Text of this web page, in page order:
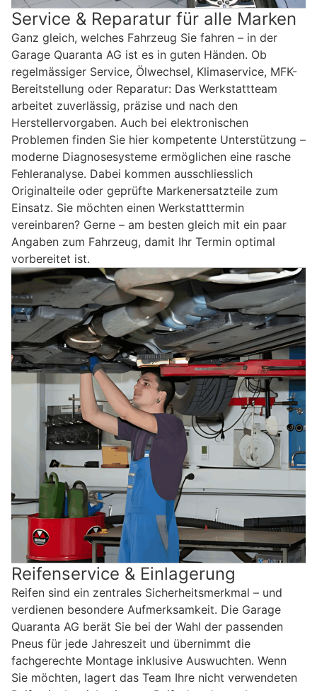
Service & Reparatur für alle Marken
Ganz gleich, welches Fahrzeug Sie fahren – in der
Garage Quaranta AG ist es in guten Händen. Ob
regelmässiger Service, Ölwechsel, Klimaservice, MFK-
Bereitstellung oder Reparatur: Das Werkstattteam
arbeitet zuverlässig, präzise und nach den
Herstellervorgaben. Auch bei elektronischen
Problemen finden Sie hier kompetente Unterstützung –
moderne Diagnosesysteme ermöglichen eine rasche
Fehleranalyse. Dabei kommen ausschliesslich
Originalteile oder geprüfte Markenersatzteile zum
Einsatz. Sie möchten einen Werkstatttermin
vereinbaren? Gerne – am besten gleich mit ein paar
Angaben zum Fahrzeug, damit Ihr Termin optimal
vorbereitet ist.
Reifenservice & Einlagerung
Reifen sind ein zentrales Sicherheitsmerkmal – und
verdienen besondere Aufmerksamkeit. Die Garage
Quaranta AG berät Sie bei der Wahl der passenden
Pneus für jede Jahreszeit und übernimmt die
fachgerechte Montage inklusive Auswuchten. Wenn
Sie möchten, lagert das Team Ihre nicht verwendeten